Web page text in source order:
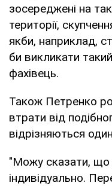
зосереджені на
території,
якби, наприклад,
би викликати
фахівець.
Також Петренко
втрати від
відрізняються
"Можу сказати, що
індивідуально.